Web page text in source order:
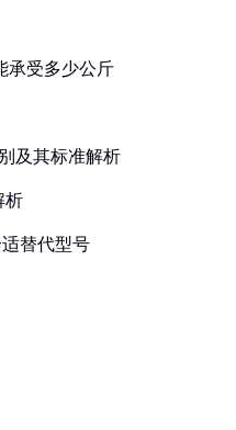
承受多少公斤
及其标准解析
析
适替代型号